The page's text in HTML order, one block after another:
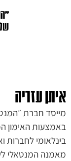
של
עזריה
חברת
האימון
לחברות
המנטאלי